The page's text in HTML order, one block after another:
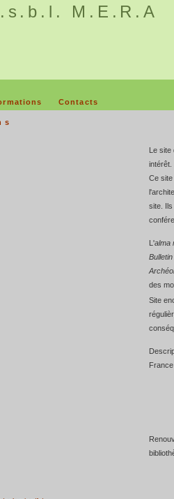
M.E.R.A
Contacts
Le site
intérêt.
Ce
site.
L'alma
Bulletin
des
Site